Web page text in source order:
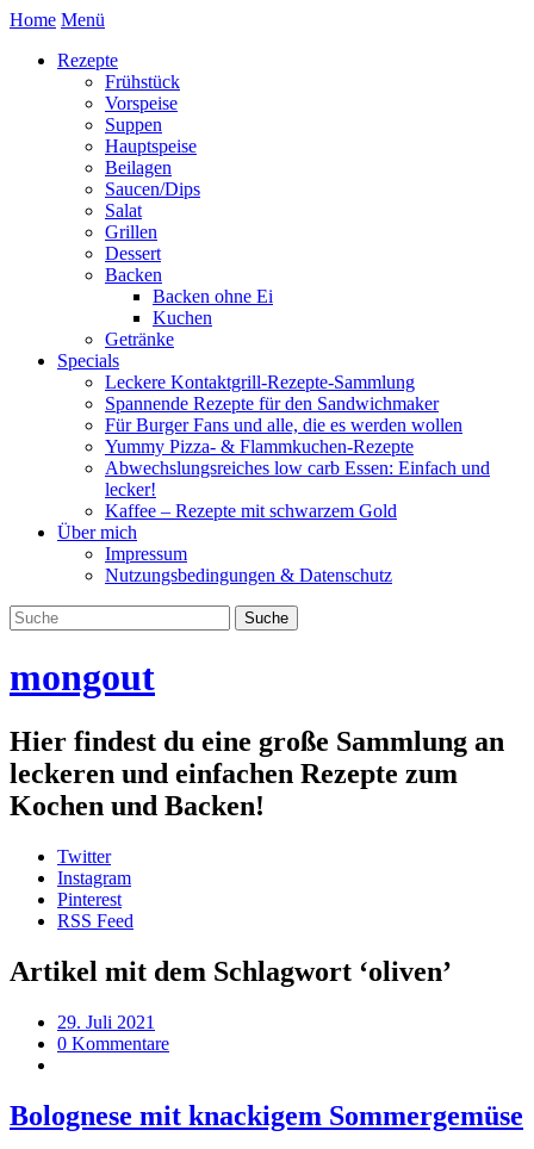
Home Menü
Rezepte
Frühstück
Vorspeise
Suppen
Hauptspeise
Beilagen
Saucen/Dips
Salat
Grillen
Dessert
Backen
Backen ohne Ei
Kuchen
Getränke
Specials
Leckere Kontaktgrill-Rezepte-Sammlung
Spannende Rezepte für den Sandwichmaker
Für Burger Fans und alle, die es werden wollen
Yummy Pizza- & Flammkuchen-Rezepte
Abwechslungsreiches low carb Essen: Einfach und
lecker!
Kaffee – Rezepte mit schwarzem Gold
Über mich
Impressum
Nutzungsbedingungen & Datenschutz
mongout
Hier findest du eine große Sammlung an
leckeren und einfachen Rezepte zum
Kochen und Backen!
Twitter
Instagram
Pinterest
RSS Feed
Artikel mit dem Schlagwort ‘oliven’
29. Juli 2021
0 Kommentare
Bolognese mit knackigem Sommergemüse